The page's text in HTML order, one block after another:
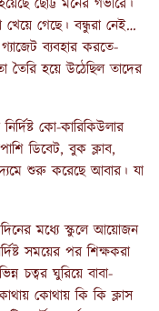
খেয়ে গেছে। বন্ধুরা নেই…
ব্যবহার করতে-
তৈরি হয়ে উঠেছিল তাদের
কো-কারিকিউলার
ডিবেট, বুক ক্লাব,
শুরু করেছে আবার। যা
মধ্যে স্কুলে আয়োজন
সময়ের পর শিক্ষকরা
চত্বর ঘুরিয়ে বাবা-
কোথায় কি কি ক্লাস